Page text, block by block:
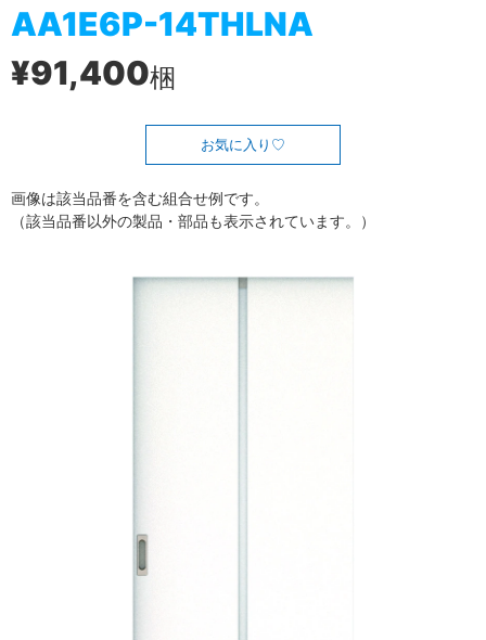
AA1E6P-14THLNA
¥91,400梱
お気に入り
画像は該当品番を含む組合せ例です。
（該当品番以外の製品・部品も表示されています。）